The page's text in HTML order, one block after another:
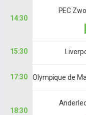
14:30
PEC
15:30
17:30
18:30